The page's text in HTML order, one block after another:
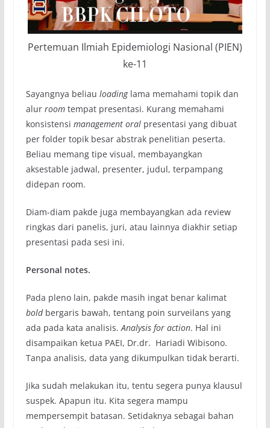
Pertemuan Ilmiah Epidemiologi Nasional (PIEN)
ke-11
Sayangnya beliau loadinglama memahami topik dan
alur roomtempat presentasi. Kurang memahami
konsistensi management oralpresentasi yang dibuat
per folder topik besar abstrak penelitian peserta.
Beliau memang tipe visual, membayangkan
aksestable jadwal, presenter, judul, terpampang
didepan room.
Diam-diam pakde juga membayangkan ada review
ringkas dari panelis, juri, atau lainnya diakhir setiap
presentasi pada sesi ini.
Personal notes.
Pada pleno lain, pakde masih ingat benar kalimat
boldbergaris bawah, tentang poin surveilans yang
ada pada kata analisis. Analysis for action. Hal ini
disampaikan ketua PAEI, Dr.dr. Hariadi Wibisono.
Tanpa analisis, data yang dikumpulkan tidak berarti.
Jika sudah melakukan itu, tentu segera punya klausul
suspek. Apapun itu. Kita segera mampu
mempersempit batasan. Setidaknya sebagai bahan